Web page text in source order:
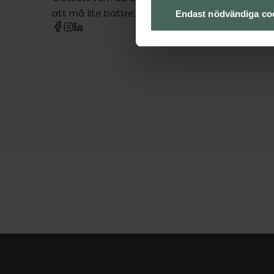
Endast nödvändiga
att må lite bättre. Välkommen att prata med